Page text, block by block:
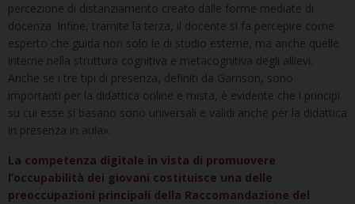
percezione di distanziamento creato dalle forme mediate di
docenza. Infine, tramite la terza, il docente si fa percepire come
esperto che guida non solo le di studio esterne, ma anche quelle
interne nella struttura cognitiva e metacognitiva degli allievi.
Anche se i tre tipi di presenza, definiti da Garrison, sono
importanti per la didattica online e mista, è evidente che i principi
su cui esse si basano sono universali e validi anche per la didattica
in presenza in aula».
La competenza digitale in vista di promuovere
l’occupabilità dei giovani costituisce una delle
preoccupazioni principali della Raccomandazione del